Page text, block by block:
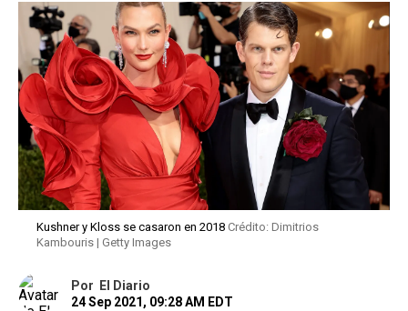
Kushner y Kloss se casaron en 2018 Crédito: Dimitrios
Kambouris | Getty Images
Por
El Diario
24 Sep 2021, 09:28 AM EDT